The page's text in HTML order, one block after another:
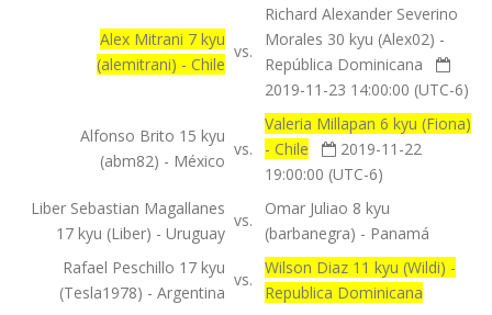
Alex Mitrani 7 kyu
(alemitrani) - Chile
vs.
Richard Alexander Severino
Morales 30 kyu (Alex02) -
República Dominicana
2019-11-23 14:00:00 (UTC-6)
Alfonso Brito 15 kyu
(abm82) - México
vs.
Valeria Millapan 6 kyu (Fiona)
- Chile
2019-11-22
19:00:00 (UTC-6)
Liber Sebastian Magallanes
17 kyu (Liber) - Uruguay
vs.
Omar Juliao 8 kyu
(barbanegra) - Panamá
Rafael Peschillo 17 kyu
(Tesla1978) - Argentina
vs.
Wilson Diaz 11 kyu (Wildi) -
Republica Dominicana